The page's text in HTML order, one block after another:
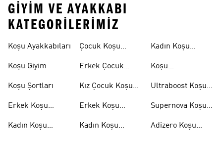
GIYIM VE AYAKKABI
KATEGORILERIMIZ
Koşu Ayakkabıları
Koşu Giyim
Koşu Şortları
Erkek Koşu
Kadın Koşu
Çocuk Koşu
Erkek Çocuk
Kız Çocuk Koşu
Erkek Koşu
Kadın Koşu
Kadın Koşu
Koşu
Ultraboost Koşu
Supernova Koşu
Adizero Koşu